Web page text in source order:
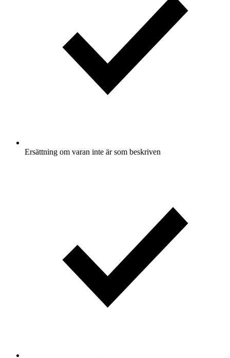
Ersättning om varan inte är som beskriven